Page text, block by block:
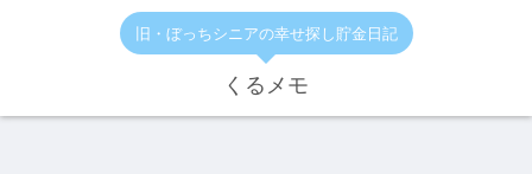
旧・ぼっちシニアの幸せ探し貯金日記
くるメモ